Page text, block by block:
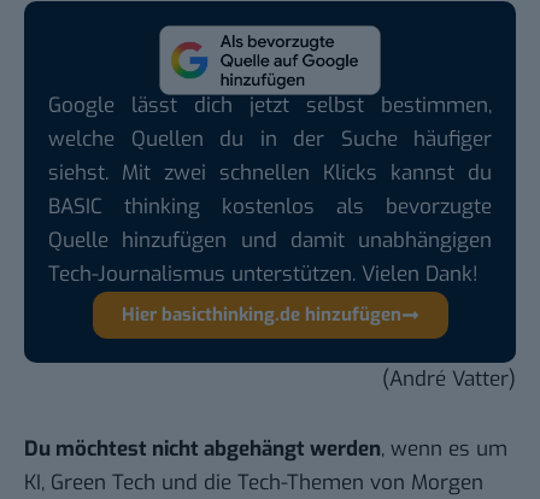
Google lässt dich jetzt selbst bestimmen,
welche Quellen du in der Suche häufiger
siehst. Mit zwei schnellen Klicks kannst du
BASIC thinking kostenlos als bevorzugte
Quelle hinzufügen und damit unabhängigen
Tech-Journalismus unterstützen. Vielen Dank!
Hier basicthinking.de hinzufügen
(André Vatter)
Du möchtest nicht abgehängt werden, wenn es um
KI, Green Tech und die Tech-Themen von Morgen